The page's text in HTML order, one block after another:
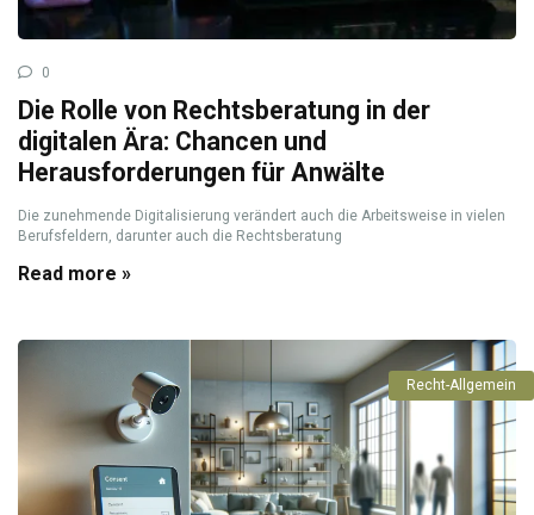
0
Die Rolle von Rechtsberatung in der
digitalen Ära: Chancen und
Herausforderungen für Anwälte
Die zunehmende Digitalisierung verändert auch die Arbeitsweise in vielen
Berufsfeldern, darunter auch die Rechtsberatung
Read more »
Recht-Allgemein